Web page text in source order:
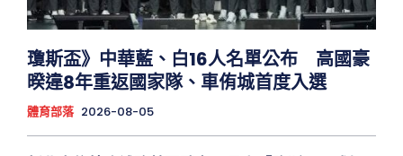
瓊斯盃》中華藍、白16人名單公布 高國豪
暌違8年重返國家隊、車侑城首度入選
體育部落 2026-08-05